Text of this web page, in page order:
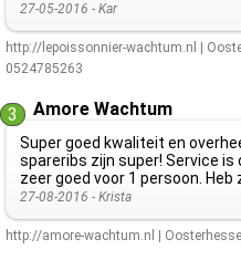
27-05-2016 - Kar
http://lepoissonnier-wachtum.nl
0524785263
3 Amore Wachtum
Super goed kwaliteit en
spareribs zijn super! Service
zeer goed voor 1 persoon.
27-08-2016 - Krista
http://amore-wachtum.nl